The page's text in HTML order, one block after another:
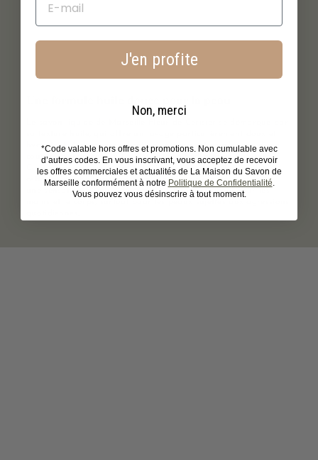
hydratant. À chaque application, la peau est enveloppée d'une
couche nourrissante qui maintient son hydratation naturelle.
Contrairement aux savons classiques qui peuvent dessécher,
cette texture huileuse préserve l'équilibre de la peau et laisse
une sensation durable de confort. Ce soin est idéal pour les
J'en profite
Non, merci
*Code valable hors offres et promotions. Non cumulable avec
d’autres codes. En vous inscrivant, vous acceptez de recevoir
les offres commerciales et actualités de La Maison du Savon de
Marseille conformément à notre Politique de Confidentialité
Vous pouvez vous désinscrire à tout moment.